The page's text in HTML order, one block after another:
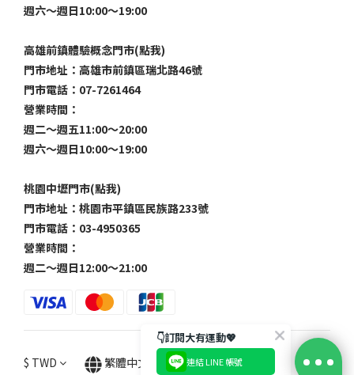
週六～週日10:00～19:00
高雄前鎮體驗概念門市(點我)
門市地址：高雄市前鎮區瑞北路46號
門市電話：07-7261464
營業時間：
週二～週五11:00～20:00
週六～週日10:00～19:00
桃園中壢門市(點我)
門市地址：桃園市平鎮區民族路233號
門市電話：03-4950365
營業時間：
週二～週日12:00～21:00
$ TWD 繁體中文
👇訂閱大有運動💖
連結 LINE 帳號